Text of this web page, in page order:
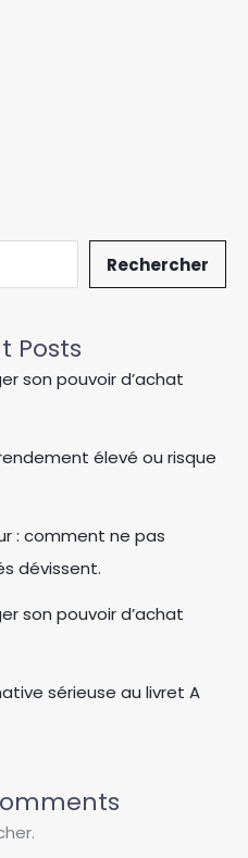
Rechercher
Posts
son pouvoir d’achat
élevé ou risque
: comment ne pas
dévissent.
son pouvoir d’achat
sérieuse au livret A